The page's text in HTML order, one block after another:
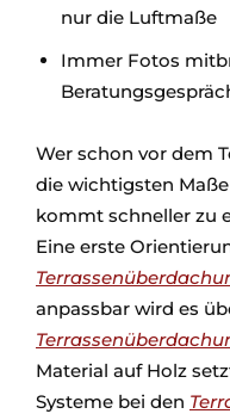
nur die Luftmaße
Immer Fotos
Wer schon vor dem
die wichtigsten
kommt schneller zu
Eine erste
anpassbar wird es
Material auf Holz
Systeme bei den